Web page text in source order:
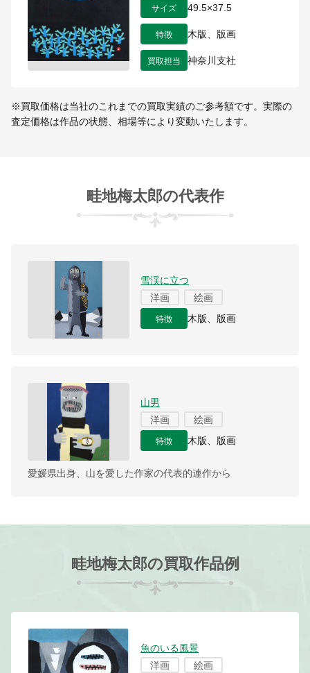
サイズ 49.5×37.5
特徴 木版、版画
買取担当 神奈川支社
※買取価格は当社のこれまでの買取実績のご参考額です。実際の
査定価格は作品の状態、相場等により変動いたします。
畦地梅太郎の代表作
雪渓に立つ
洋画
絵画
特徴 木版、版画
山男
洋画
絵画
特徴 木版、版画
愛媛県出身、山を愛した作家の代表的連作から
畦地梅太郎の買取作品例
魚のいる風景
洋画
絵画